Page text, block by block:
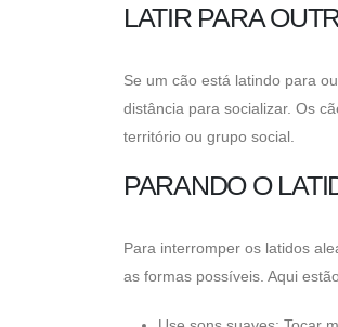
LATIR PARA
Se um cão está latindo para
distância para socializar. Os
território ou grupo social.
PARANDO O
Para interromper os latidos
as formas possíveis. Aqui